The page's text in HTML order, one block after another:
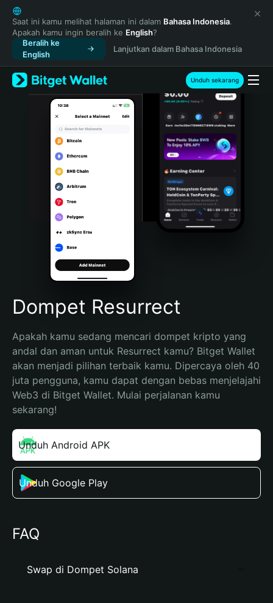
English
日本語
Tiếng Việt
Русский
Español (Latinoamérica)
Türkçe
Italiano
Português (Portugal)
Bahasa Indonesia
Português (Brasil)
Español (Argentina)
Saat ini kamu melihat halaman ini dalam Bahasa Indonesia.
Apakah kamu ingin beralih ke English?
Beralih ke
English
Lanjutkan dalam Bahasa Indonesia
Unduh sekarang
Dompet Resurrect
Apakah kamu sedang mencari dompet kripto yang
andal dan aman untuk Resurrect kamu? Bitget Wallet
akan menjadi pilihan terbaik kamu. Dipercaya oleh 40
juta pengguna, kamu dapat dengan bebas menjelajahi
Web3 di Bitget Wallet. Mulai perjalanan kamu
sekarang!
Unduh Android APK
Unduh Google Play
FAQ
Swap di Dompet Solana